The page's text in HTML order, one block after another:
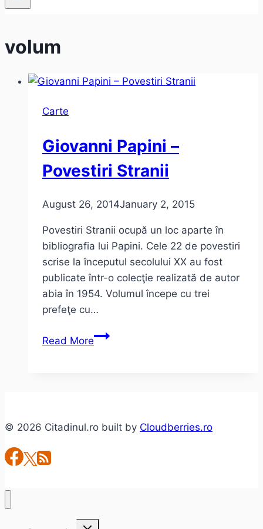
volum
Carte
Giovanni Papini –
Povestiri Stranii
August 26, 2014January 2, 2015
Povestiri Stranii ocupă un loc aparte în
bibliografia lui Papini. Cele 22 de povestiri
scrise la începutul secolului XX au fost
publicate într-o colecţie realizată de autor
abia în 1954. Volumul începe cu trei
prefeţe cu…
Read MoreGiovanni
© 2026 Citadinul.ro built by Cloudberries.ro
Toggle